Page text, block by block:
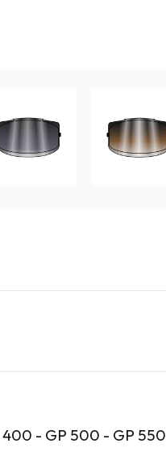
400 - GP 500 - GP 550